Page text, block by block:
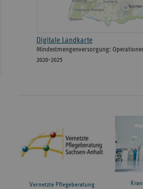
Digitale Landkarte
Mindestmengenversorgung:
2020-2025
Vernetzte Pflegeberatung